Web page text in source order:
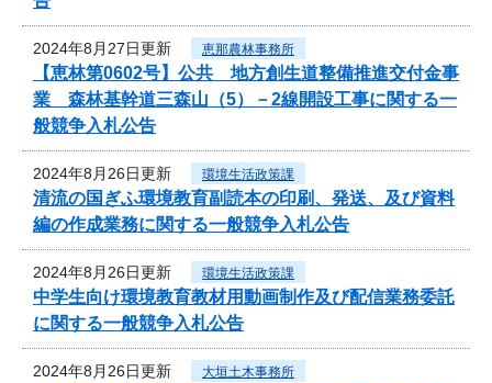
2024年8月27日更新 恵那農林事務所
【恵林第0602号】公共 地方創生道整備推進交付金事
業 森林基幹道三森山（5）－2線開設工事に関する一
般競争入札公告
2024年8月26日更新 環境生活政策課
清流の国ぎふ環境教育副読本の印刷、発送、及び資料
編の作成業務に関する一般競争入札公告
2024年8月26日更新 環境生活政策課
中学生向け環境教育教材用動画制作及び配信業務委託
に関する一般競争入札公告
2024年8月26日更新 大垣土木事務所